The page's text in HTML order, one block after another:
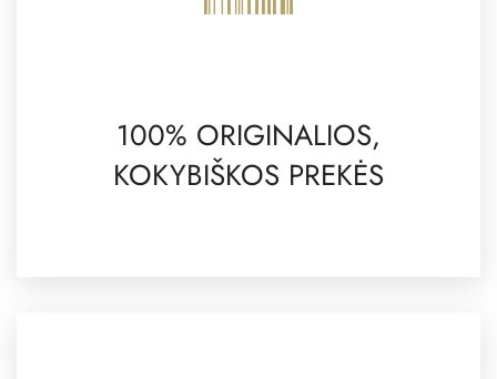
100% ORIGINALIOS,
KOKYBIŠKOS PREKĖS